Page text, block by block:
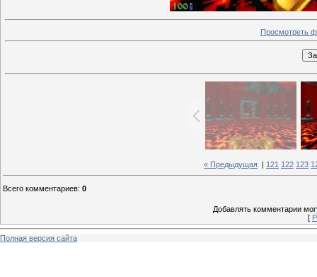
Просмотреть
« Предыдущая 121 122 123
Всего комментариев: 0
Добавлять комментарии
[
Полная версия сайта